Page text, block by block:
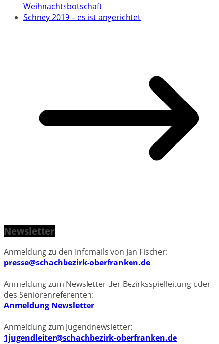
Weihnachtsbotschaft
Schney 2019 – es ist angerichtet
Newsletter
Anmeldung zu den Infomails von Jan Fischer:
presse@schachbezirk-oberfranken.de
Anmeldung zum Newsletter der Bezirksspielleitung oder
des Seniorenreferenten:
Anmeldung Newsletter
Anmeldung zum Jugendnewsletter:
1jugendleiter@schachbezirk-oberfranken.de